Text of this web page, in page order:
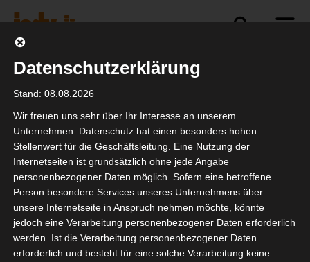
Selbstständigkeit
Wir danken unseren
Mitgliedern und
Partnern für ihr
Vertrauen!
Datenschutzerklärung
Stand: 08.08.2026
Wir freuen uns sehr über Ihr Interesse an unserem
Unternehmen. Datenschutz hat einen besonders hohen
Stellenwert für die Geschäftsleitung. Eine Nutzung der
Internetseiten ist grundsätzlich ohne jede Angabe
personenbezogener Daten möglich. Sofern eine betroffene
Person besondere Services unseres Unternehmens über
unsere Internetseite in Anspruch nehmen möchte, könnte
jedoch eine Verarbeitung personenbezogener Daten erforderlich
werden. Ist die Verarbeitung personenbezogener Daten
erforderlich und besteht für eine solche Verarbeitung keine